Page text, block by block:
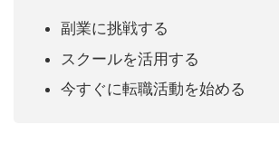
副業に挑戦する
スクールを活用する
今すぐに転職活動を始める